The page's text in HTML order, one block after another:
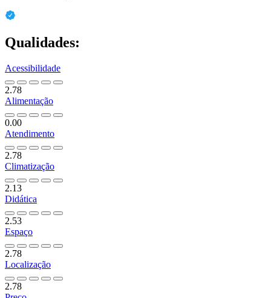
Qualidades:
Acessibilidade
2.78
Alimentação
0.00
Atendimento
2.78
Climatização
2.13
Didática
2.53
Espaço
2.78
Localização
2.78